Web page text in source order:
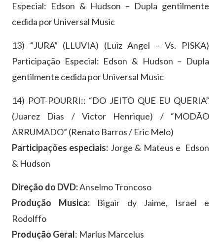
Especial: Edson & Hudson – Dupla gentilmente
cedida por Universal Music
13) “JURA” (LLUVIA) (Luiz Angel – Vs. PISKA)
Participação Especial: Edson & Hudson – Dupla
gentilmente cedida por Universal Music
14) POT-POURRI:: “DO JEITO QUE EU QUERIA”
(Juarez Dias / Victor Henrique) / “MODÃO
ARRUMADO” (Renato Barros / Eric Melo)
Participações especiais: Jorge & Mateus e Edson
& Hudson
Direção do DVD:Anselmo Troncoso
Produção Musica:Bigair dy Jaime, Israel e
Rodolffo
Produção Geral: Marlus Marcelus